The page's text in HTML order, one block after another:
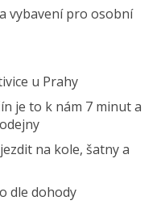
vybavení pro osobní
u Prahy
je to k nám 7 minut a
na kole, šatny a
dle dohody